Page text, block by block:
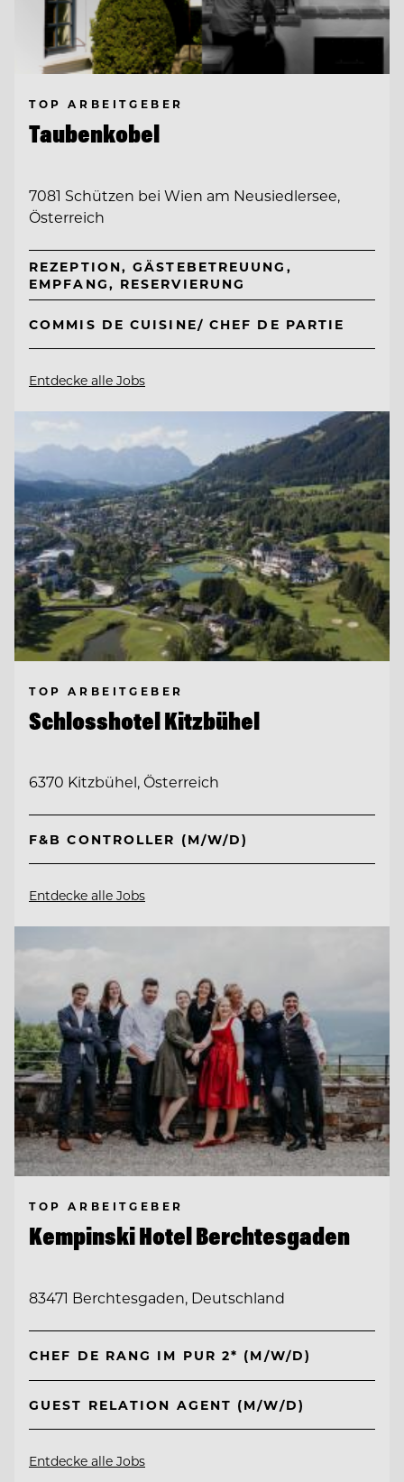
TOP ARBEITGEBER
Taubenkobel
7081 Schützen bei Wien am Neusiedlersee,
Österreich
REZEPTION, GÄSTEBETREUUNG,
EMPFANG, RESERVIERUNG
COMMIS DE CUISINE/ CHEF DE PARTIE
Entdecke alle Jobs
TOP ARBEITGEBER
Schlosshotel Kitzbühel
6370 Kitzbühel, Österreich
F&B CONTROLLER (M/W/D)
Entdecke alle Jobs
TOP ARBEITGEBER
Kempinski Hotel Berchtesgaden
83471 Berchtesgaden, Deutschland
CHEF DE RANG IM PUR 2* (M/W/D)
GUEST RELATION AGENT (M/W/D)
Entdecke alle Jobs